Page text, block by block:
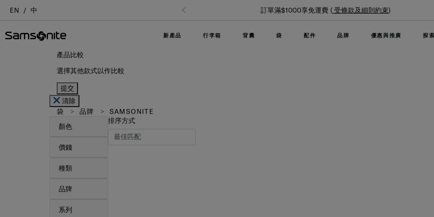
EN 中 夏日限時優惠: 精選行李箱低至6折
新產品 行李箱 背囊 袋 配件 品牌 優惠與推廣 探索
產品比較
選擇其他款式以作比較
提交
清除
袋
品牌
SAMSONITE
顏色
價錢
種類
品牌
系列
排序方式